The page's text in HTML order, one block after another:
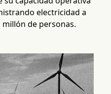
electricidad a
de personas.